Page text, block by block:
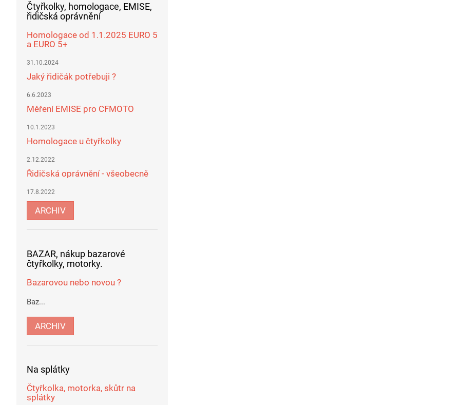
Čtyřkolky, homologace, EMISE,
řidičská oprávnění
Homologace od 1.1.2025 EURO 5
a EURO 5+
31.10.2024
Jaký řidičák potřebuji ?
6.6.2023
Měření EMISE pro CFMOTO
10.1.2023
Homologace u čtyřkolky
2.12.2022
Řidičská oprávnění - všeobecně
17.8.2022
ARCHIV
BAZAR, nákup bazarové
čtyřkolky, motorky.
Bazarovou nebo novou ?
Baz...
ARCHIV
Na splátky
Čtyřkolka, motorka, skůtr na
splátky